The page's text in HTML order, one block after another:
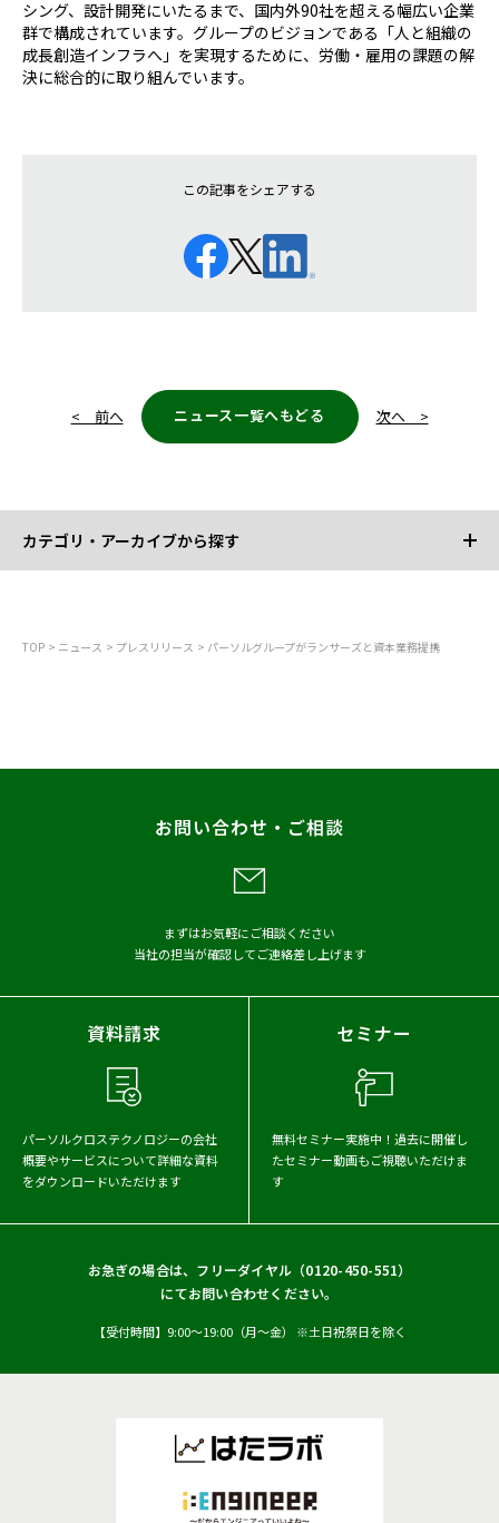
カテゴリ・アーカイブから探す
レポート
2023年
2021年
2020年
2017年
シング、設計開発にいたるまで、国内外90社を超える幅広い企業
群で構成されています。グループのビジョンである「人と組織の
成長創造インフラへ」を実現するために、労働・雇用の課題の解
決に総合的に取り組んでいます。
この記事をシェアする
< 前へ ニュース一覧へもどる 次へ >
TOP ニュース プレスリリース パーソルグループがランサーズと資本業務提携
お問い合わせ・ご相談
まずはお気軽にご相談ください
当社の担当が確認してご連絡差し上げます
資料請求
パーソルクロステクノロジーの会社
概要やサービスについて詳細な資料
をダウンロードいただけます
セミナー
無料セミナー実施中！ 過去に開催し
たセミナー動画もご視聴いただけま
す
お急ぎの場合は、フリーダイヤル（0120-450-551）
にてお問い合わせください。
【受付時間】9:00〜19:00（月〜金） ※土日祝祭日を除く